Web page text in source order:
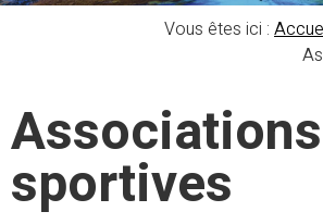
Vous êtes ici :
Associations
sportives